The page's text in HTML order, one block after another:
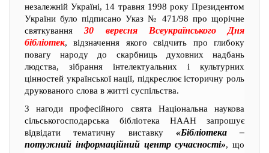
незалежній Україні, 14 травня 1998 року Президентом
України було підписано Указ № 471/98 про щорічне
святкування30 вересня Всеукраїнського Дня
бібліотек, відзначення якого свідчить про глибоку
повагу народу до скарбниць духовних надбань
людства, зібрання інтелектуальних і культурних
цінностей української нації, підкреслює історичну роль
друкованого слова в житті суспільства.
З нагоди професійного свята Національна наукова
сільськогосподарська бібліотека НААН запрошує
відвідати тематичну виставку «Бібліотека –
потужний інформаційний центр сучасності», що